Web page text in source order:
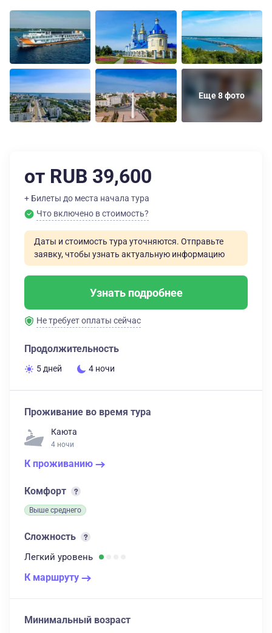
Еще 8 фото
от RUB 39,600
+ Билеты до места начала тура
Что включено в стоимость?
Даты и стоимость тура уточняются. Отправьте
заявку, чтобы узнать актуальную информацию
Узнать подробнее
Не требует оплаты сейчас
Продолжительность
5 дней 4 ночи
Проживание во время тура
Каюта
4 ночи
К проживанию
Комфорт
Выше среднего
Сложность
Легкий уровень
К маршруту
Минимальный возраст